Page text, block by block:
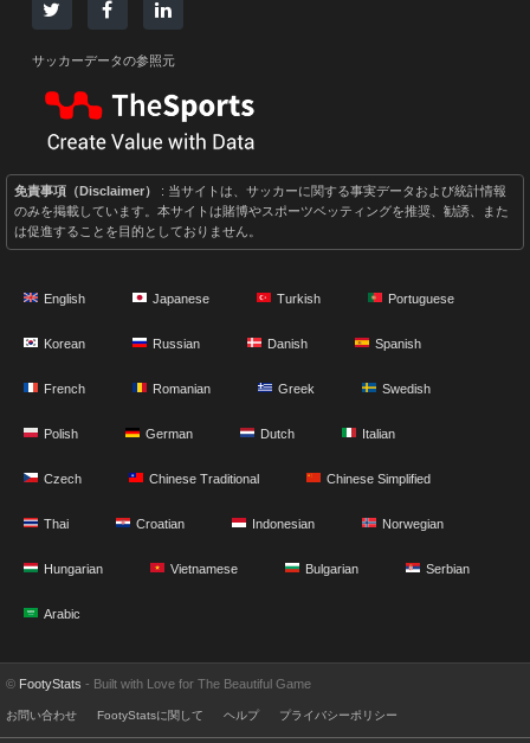
サッカーデータの参照元
免責事項（Disclaimer）
: 当サイトは、サッカーに関する事実データおよび統計情報
のみを掲載しています。本サイトは賭博やスポーツベッティングを推奨、勧誘、また
は促進することを目的としておりません。
English Japanese Turkish Portuguese
Korean Russian Danish Spanish
French Romanian Greek Swedish
Polish German Dutch Italian
Czech Chinese Traditional Chinese Simplified
Thai Croatian Indonesian Norwegian
Hungarian Vietnamese Bulgarian Serbian
Arabic
© FootyStats - Built with Love for The Beautiful Game
お問い合わせ FootyStatsに関して ヘルプ プライバシーポリシー